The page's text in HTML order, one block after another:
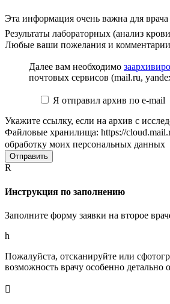
Эта информация очень важна для врача
Результаты лабораторных (анализ
Любые ваши пожелания и комментарии
Далее вам необходимо
почтовых сервисов (mail.ru,
Я отправил архив по e-mail
Укажите ссылку, если на архив с
Файловые хранилища: https://
обработку моих персональных данных
Отправить
R
Инструкция по заполнению
Заполните форму заявки на второе
h
Пожалуйста, отсканируйте или
возможность врачу особенно детально
